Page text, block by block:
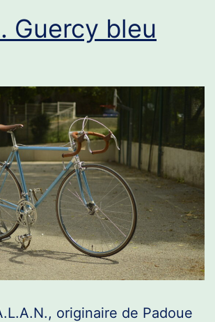
Guercy bleu
originaire de Padoue